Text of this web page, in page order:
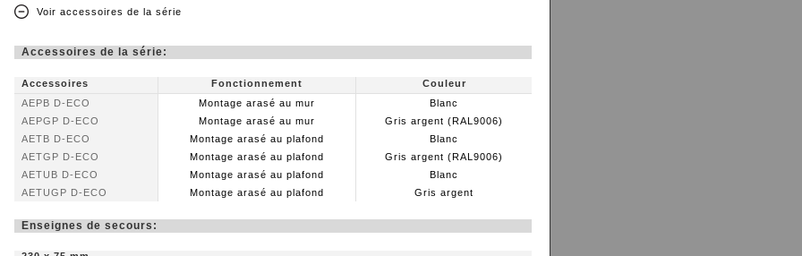
Voir accessoires de la série
Accessoires de la série:
Accessoires Fonctionnement
Couleur
AEPB D-ECO
Montage arasé au mur
Blanc
AEPGP D-ECO
Montage arasé au mur
Gris argent (RAL9006)
AETB D-ECO
Montage arasé au plafond
Blanc
AETGP D-ECO
Montage arasé au plafond
Gris argent (RAL9006)
AETUB D-ECO
Montage arasé au plafond
Blanc
AETUGP D-ECO
Montage arasé au plafond Gris argent
Enseignes de secours: